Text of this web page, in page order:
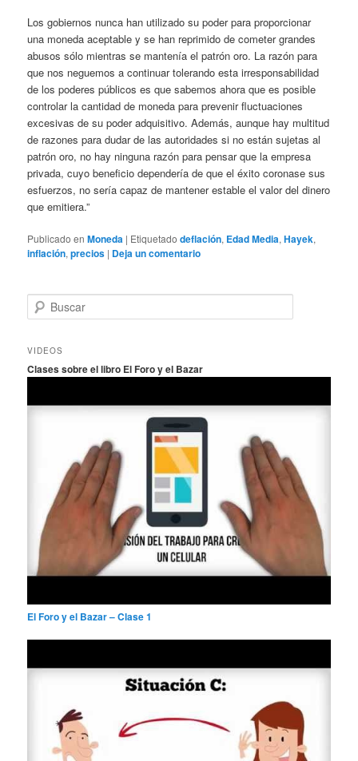
Los gobiernos nunca han utilizado su poder para proporcionar
una moneda aceptable y se han reprimido de cometer grandes
abusos sólo mientras se mantenía el patrón oro. La razón para
que nos neguemos a continuar tolerando esta irresponsabilidad
de los poderes públicos es que sabemos ahora que es posible
controlar la cantidad de moneda para prevenir fluctuaciones
excesivas de su poder adquisitivo. Además, aunque hay multitud
de razones para dudar de las autoridades si no están sujetas al
patrón oro, no hay ninguna razón para pensar que la empresa
privada, cuyo beneficio dependería de que el éxito coronase sus
esfuerzos, no sería capaz de mantener estable el valor del dinero
que emitiera.”
Publicado en Moneda | Etiquetado deflación, Edad Media,Hayek,
inflación,precios | Deja un comentario
u
c
r
VIDEOS
Clases sobre el libro El Foro y el Bazar
El Foro y el Bazar – Clase 1